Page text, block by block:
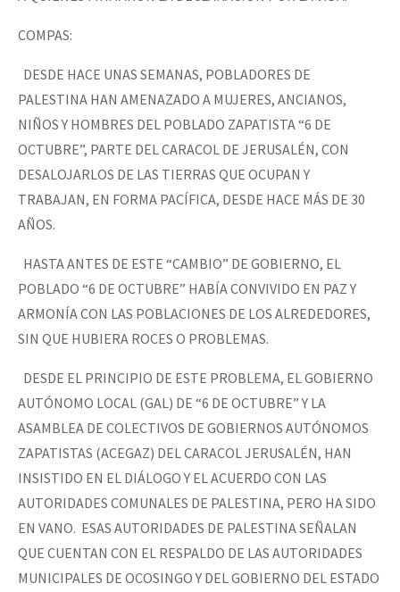
COMPAS:
DESDE HACE UNAS SEMANAS, POBLADORES DE
PALESTINA HAN AMENAZADO A MUJERES, ANCIANOS,
NIÑOS Y HOMBRES DEL POBLADO ZAPATISTA “6 DE
OCTUBRE”, PARTE DEL CARACOL DE JERUSALÉN, CON
DESALOJARLOS DE LAS TIERRAS QUE OCUPAN Y
TRABAJAN, EN FORMA PACÍFICA, DESDE HACE MÁS DE 30
AÑOS.
HASTA ANTES DE ESTE “CAMBIO” DE GOBIERNO, EL
POBLADO “6 DE OCTUBRE” HABÍA CONVIVIDO EN PAZ Y
ARMONÍA CON LAS POBLACIONES DE LOS ALREDEDORES,
SIN QUE HUBIERA ROCES O PROBLEMAS.
DESDE EL PRINCIPIO DE ESTE PROBLEMA, EL GOBIERNO
AUTÓNOMO LOCAL (GAL) DE “6 DE OCTUBRE” Y LA
ASAMBLEA DE COLECTIVOS DE GOBIERNOS AUTÓNOMOS
ZAPATISTAS (ACEGAZ) DEL CARACOL JERUSALÉN, HAN
INSISTIDO EN EL DIÁLOGO Y EL ACUERDO CON LAS
AUTORIDADES COMUNALES DE PALESTINA, PERO HA SIDO
EN VANO. ESAS AUTORIDADES DE PALESTINA SEÑALAN
QUE CUENTAN CON EL RESPALDO DE LAS AUTORIDADES
MUNICIPALES DE OCOSINGO Y DEL GOBIERNO DEL ESTADO